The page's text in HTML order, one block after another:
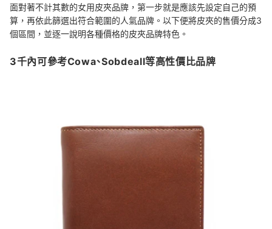
面對著不計其數的女用皮夾品牌，第一步就是應該先設定自己的預
算，再依此篩選出符合範圍的人氣品牌。以下便將皮夾的售價分成3
個區間，並逐一說明各種價格的皮夾品牌特色。
3千內可參考Cowa、Sobdeall等高性價比品牌